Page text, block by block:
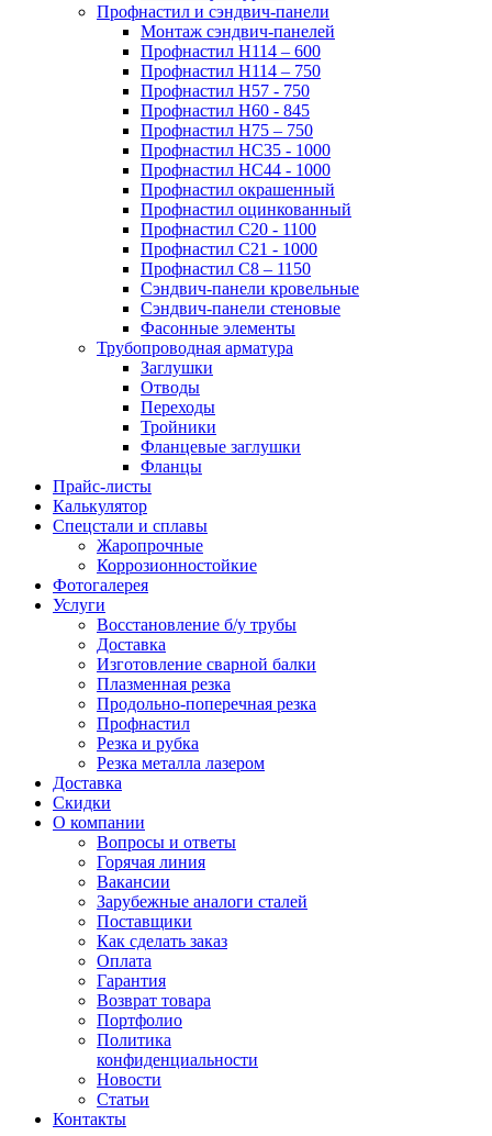
Профнастил и сэндвич-панели
Монтаж сэндвич-панелей
Профнастил Н114 – 600
Профнастил Н114 – 750
Профнастил Н57 - 750
Профнастил Н60 - 845
Профнастил Н75 – 750
Профнастил НС35 - 1000
Профнастил НС44 - 1000
Профнастил окрашенный
Профнастил оцинкованный
Профнастил С20 - 1100
Профнастил С21 - 1000
Профнастил С8 – 1150
Сэндвич-панели кровельные
Сэндвич-панели стеновые
Фасонные элементы
Трубопроводная арматура
Заглушки
Отводы
Переходы
Тройники
Фланцевые заглушки
Фланцы
Прайс-листы
Калькулятор
Спецстали и сплавы
Жаропрочные
Коррозионностойкие
Фотогалерея
Услуги
Восстановление б/у трубы
Доставка
Изготовление сварной балки
Плазменная резка
Продольно-поперечная резка
Профнастил
Резка и рубка
Резка металла лазером
Доставка
Скидки
О компании
Вопросы и ответы
Горячая линия
Вакансии
Зарубежные аналоги сталей
Поставщики
Как сделать заказ
Оплата
Гарантия
Возврат товара
Портфолио
Политика
конфиденциальности
Новости
Статьи
Контакты